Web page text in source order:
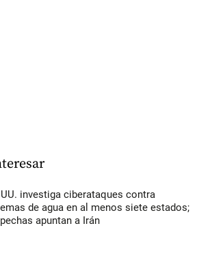
UU. investiga ciberataques contra
de agua en al menos siete estados;
apuntan a Irán